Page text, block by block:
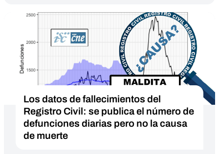
Los datos de fallecimientos del
Registro Civil: se publica el número de
defunciones diarias pero no la causa
de muerte